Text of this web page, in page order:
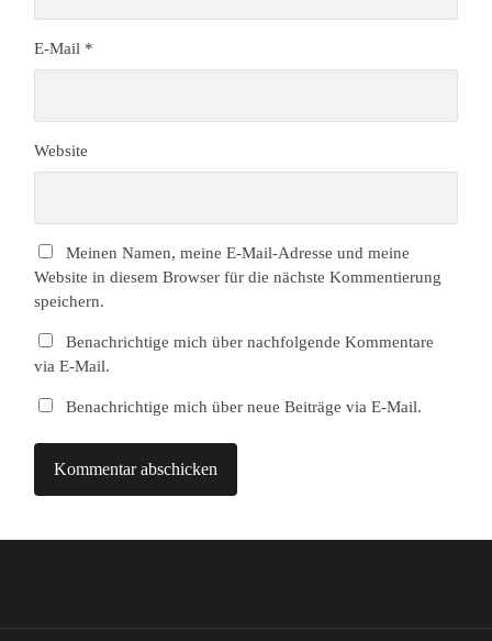
E-Mail *
Website
Meinen Namen, meine E-Mail-Adresse und meine
Website in diesem Browser für die nächste Kommentierung
speichern.
Benachrichtige mich über nachfolgende Kommentare
via E-Mail.
Benachrichtige mich über neue Beiträge via E-Mail.